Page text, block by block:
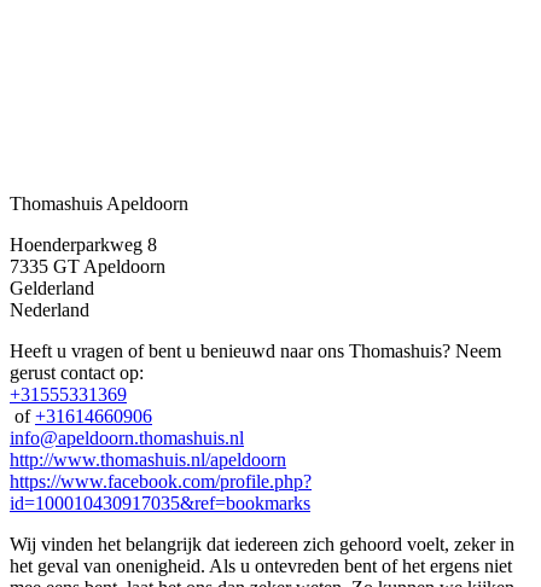
Thomashuis Apeldoorn
Hoenderparkweg 8
7335 GTApeldoorn
Gelderland
Nederland
Heeft u vragen of bent u benieuwd naar ons Thomashuis? Neem
gerust contact op:
+31555331369
of+31614660906
info@apeldoorn.thomashuis.nl
http://www.thomashuis.nl/apeldoorn
https://www.facebook.com/profile.php?
id=100010430917035&ref=bookmarks
Wij vinden het belangrijk dat iedereen zich gehoord voelt, zeker in
het geval van onenigheid. Als u ontevreden bent of het ergens niet